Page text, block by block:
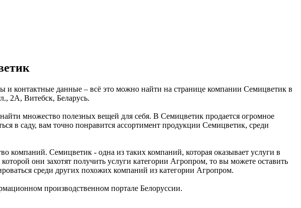
контактные данные – всё это можно найти на странице компании Семицветик в
2А, Витебск, Беларусь.
множество полезных вещей для себя. В Семицветик продается огромное
в саду, вам точно понравится ассортимент продукции Семицветик, среди
Семицветик - одна из таких компаний, которая оказывает услуги в
они захотят получить услуги категории Агропром, то вы можете оставить
среди других похожих компаний из категории Агропром.
производственном портале Белоруссии.